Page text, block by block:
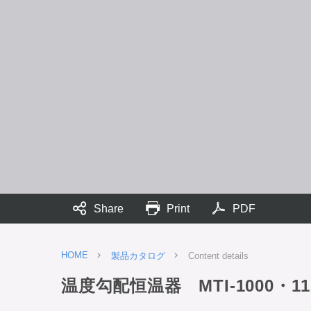
Share Print PDF
HOME 製品カタログ Content details
温度勾配恒温器 MTI-1000・